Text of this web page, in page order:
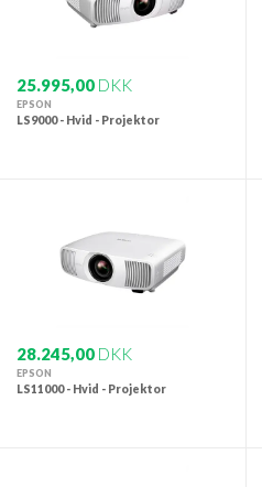
25.995,00 DKK
EPSON
LS9000 - Hvid - Projektor
28.245,00 DKK
EPSON
LS11000 - Hvid - Projektor